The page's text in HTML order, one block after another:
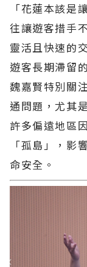
「花蓮本該是
往讓遊客措手
靈活且快速的
遊客長期滯留
魏嘉賢特別關
通問題，尤其
許多偏遠地區
「孤島」，影
命安全。